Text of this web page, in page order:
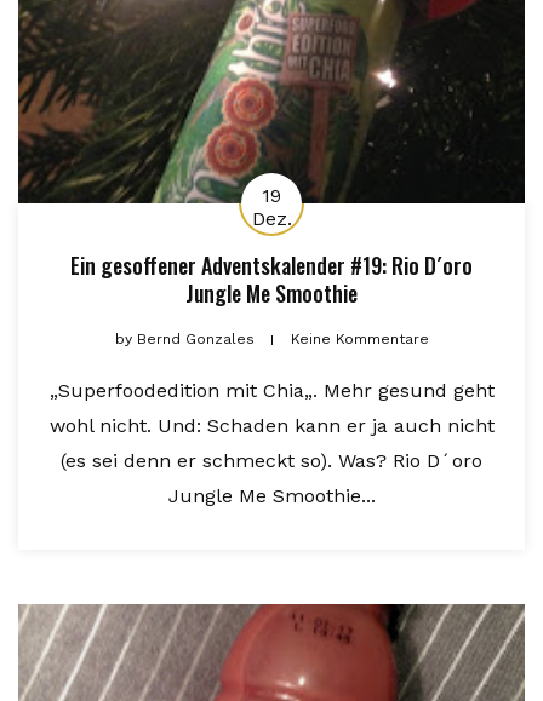
19
Dez.
Ein gesoffener Adventskalender #19: Rio D´oro
Jungle Me Smoothie
byBernd Gonzales Keine Kommentare
„Superfoodedition mit Chia„. Mehr gesund geht
wohl nicht. Und: Schaden kann er ja auch nicht
(es sei denn er schmeckt so). Was? Rio D´oro
Jungle Me Smoothie...